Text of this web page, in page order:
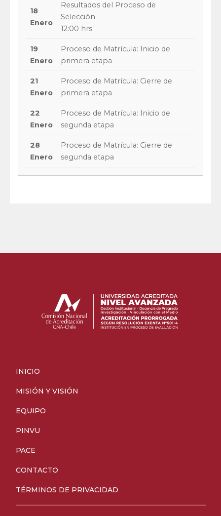
18
Enero
Resultados del Proceso de
Selección
12:00 hrs
19
Enero
Proceso de Matrícula: Inicio de
primera etapa
21
Enero
Proceso de Matrícula: Cierre de
primera etapa
22
Enero
Proceso de Matrícula: Inicio de
segunda etapa
28
Enero
Proceso de Matrícula: Cierre de
segunda etapa
INICIO
MISIÓN Y VISIÓN
EQUIPO
PINVU
PACE
CONTACTO
TÉRMINOS DE PRIVACIDAD